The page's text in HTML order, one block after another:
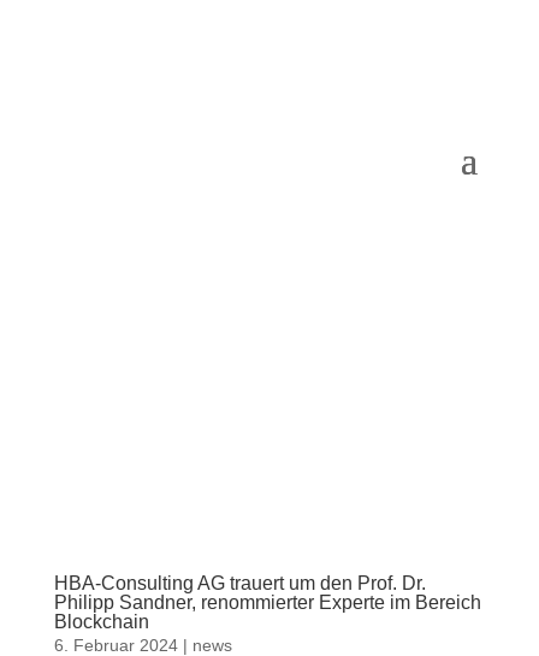
HBA-Consulting AG trauert um den Prof. Dr.
Philipp Sandner, renommierter Experte im Bereich
Blockchain
6. Februar 2024| news